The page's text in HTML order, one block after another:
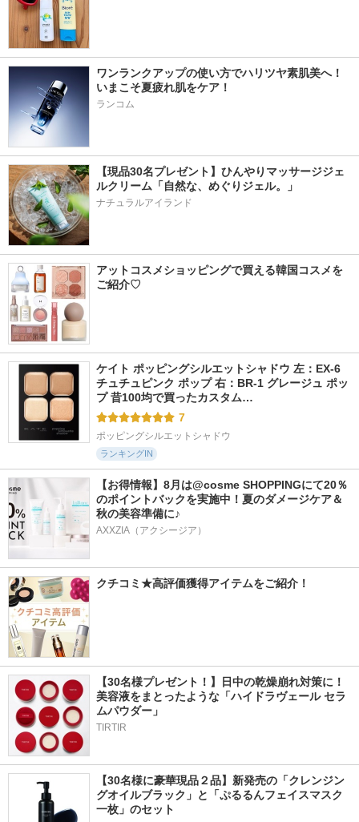
ワンランクアップの使い方でハリツヤ素肌美へ！
いまこそ夏疲れ肌をケア！
ランコム
【現品30名プレゼント】ひんやりマッサージジェ
ルクリーム「自然な、めぐりジェル。」
ナチュラルアイランド
アットコスメショッピングで買える韓国コスメを
ご紹介♡
ケイト ポッピングシルエットシャドウ 左：EX-6
チュチュピンク ポップ 右：BR-1 グレージュ ポッ
プ 昔100均で買ったカスタム…
7
ポッピングシルエットシャドウ
ランキングIN
【お得情報】8月は@cosme SHOPPINGにて20％
のポイントバックを実施中！夏のダメージケア＆
秋の美容準備に♪
AXXZIA（アクシージア）
クチコミ★高評価獲得アイテムをご紹介！
【30名様プレゼント！】日中の乾燥崩れ対策に！
美容液をまとったような「ハイドラヴェール セラ
ムパウダー」
TIRTIR
【30名様に豪華現品２品】新発売の「クレンジン
グオイルブラック」と「ぷるるんフェイスマスク
一枚」のセット